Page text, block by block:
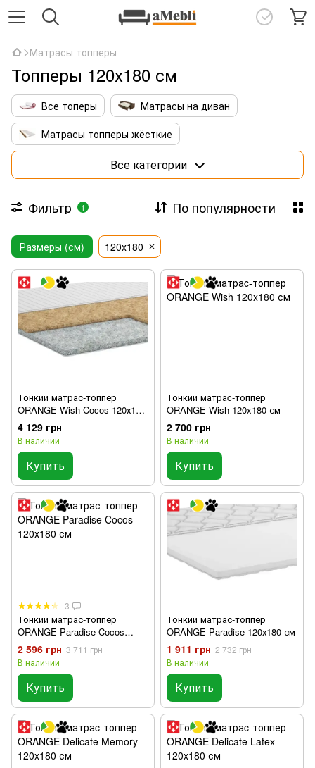
Матрасы топперы
Топперы 120х180 см
Все топеры
Матрасы на диван
Матрасы топперы жёсткие
Матрасы топперы с кокосовой койрой
Матрасы топперы 140х190
Матрасы топперы 160х190
Матрасы топперы 160х200
Матрасы топперы 180х200
Все категории
Фильтр 1 По популярности
Размеры (см) 120х180
Тонкий матрас-топпер
ORANGE Wish Cocos 120х180
см
4 129 грн
В наличии
Купить
Тонкий матраc-топпер
ORANGE Wish 120x180 см
2 700 грн
В наличии
Купить
3
Тонкий матрас-топпер
ORANGE Paradise Cocos
120х180 см
2 596 грн 3 711 грн
В наличии
Купить
Тонкий матрас-топпер
ORANGE Paradise 120х180 см
1 911 грн 2 732 грн
В наличии
Купить